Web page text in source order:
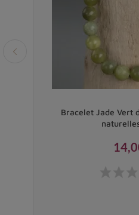
Bracelet Jade Vert